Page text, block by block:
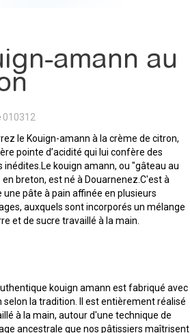
amann au
010312
le Kouign-amann à la crème de citron,
pointe d’acidité qui lui confère des
inédites.Le kouign amann, ou "gâteau au
en breton, est né à Douarnenez.C'est à
une pâte à pain affinée en plusieurs
auxquels sont incorporés un mélange
et de sucre travaillé à la main.
kouign amann est fabriqué avec
selon la tradition. Il est entièrement réalisé
à la main, autour d'une technique de
ancestrale que nos pâtissiers maîtrisent